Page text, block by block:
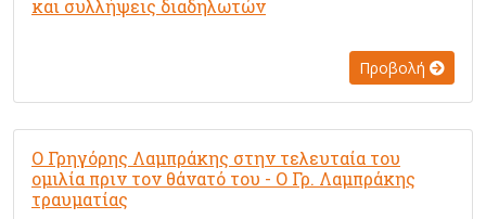
και συλλήψεις διαδηλωτών
Προβολή
Ο Γρηγόρης Λαμπράκης στην τελευταία του
ομιλία πριν τον θάνατό του - Ο Γρ. Λαμπράκης
τραυματίας